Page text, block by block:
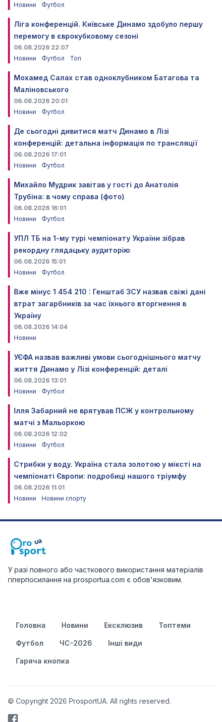
Новини
Футбол
Ліга конференцій. Київське Динамо здобуло першу
перемогу в єврокубковому сезоні
06.08.2026 22:07
Новини
Футбол Топ
Мохамед Салах став одноклубником Батагова та
Маліновського
06.08.2026 20:01
Новини
Футбол
Де сьогодні дивитися матч Динамо в Лізі
конференцій: детальна інформація по трансляції
06.08.2026 17:01
Новини
Футбол
Михайло Мудрик завітав у гості до Анатолія
Трубіна: в чому справа (фото)
06.08.2026 16:01
Новини
Футбол
УПЛ ТБ на 1-му турі чемпіонату України зібрав
рекордну глядацьку аудиторію
06.08.2026 15:01
Новини
Футбол
Вже мінус 1 454 210 : Генштаб ЗСУ назвав свіжі дані
втрат загарбників за час їхнього вторгнення в
Україну
06.08.2026 14:04
Новини
УЄФА назвав важливі умови сьогоднішнього матчу
життя Динамо у Лізі конференцій: деталі
06.08.2026 13:01
Новини
Футбол
Ілля Забарний не врятував ПСЖ у контрольному
матчі з Мальоркою
06.08.2026 12:02
Новини
Футбол
Стрибки у воду. Україна стала золотою у міксті на
чемпіонаті Європи: подробиці нашого тріумфу
06.08.2026 11:01
Новини
Новини спорту
У разі повного або часткового використання матеріалів
гіперпосилання на prosportua.com є обов'язковим.
Головна Новини Ексклюзив Топтеми
Футбол ЧС-2026 Інші види
Гаряча кнопка
© Copyright 2026 ProsportUA. All rights reserved.